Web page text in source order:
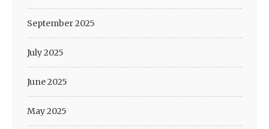
September 2025
July 2025
June 2025
May 2025